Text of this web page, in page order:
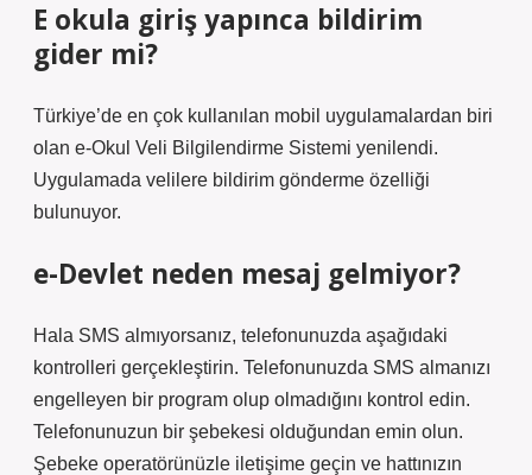
E okula giriş yapınca bildirim
gider mi?
Türkiye’de en çok kullanılan mobil uygulamalardan biri
olan e-Okul Veli Bilgilendirme Sistemi yenilendi.
Uygulamada velilere bildirim gönderme özelliği
bulunuyor.
e-Devlet neden mesaj gelmiyor?
Hala SMS almıyorsanız, telefonunuzda aşağıdaki
kontrolleri gerçekleştirin. Telefonunuzda SMS almanızı
engelleyen bir program olup olmadığını kontrol edin.
Telefonunuzun bir şebekesi olduğundan emin olun.
Şebeke operatörünüzle iletişime geçin ve hattınızın